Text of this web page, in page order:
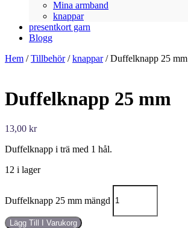
Mina armband
knappar
presentkort garn
Blogg
Hem /Tillbehör/knappar/ Duffelknapp 25 mm
Duffelknapp 25 mm
13,00 kr
Duffelknapp i trä med 1 hål.
12 i lager
Duffelknapp 25 mm mängd
Lägg Till I Varukorg